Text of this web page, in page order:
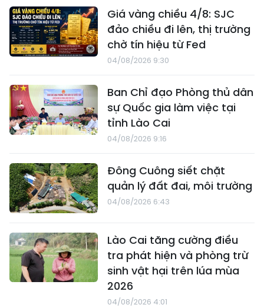
Giá vàng chiều 4/8: SJC
đảo chiều đi lên, thị trường
chờ tín hiệu từ Fed
04/08/2026 9:30
Ban Chỉ đạo Phòng thủ dân
sự Quốc gia làm việc tại
tỉnh Lào Cai
04/08/2026 9:16
Đông Cuông siết chặt
quản lý đất đai, môi trường
04/08/2026 6:43
Lào Cai tăng cường điều
tra phát hiện và phòng trừ
sinh vật hại trên lúa mùa
2026
04/08/2026 4:01